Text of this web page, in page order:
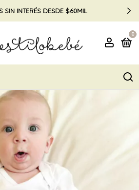
SIN INTERÉS DESDE $60MIL
0